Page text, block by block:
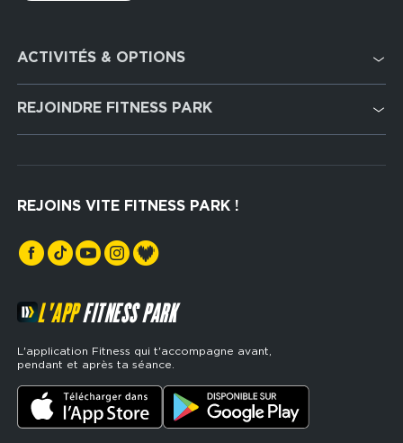
services
ACTIVITÉS & OPTIONS
Cardio Training
Musculation
Hyrox Zone
Cross Training
REJOINDRE FITNESS PARK
REJOINS VITE FITNESS PARK !
L'APPFITNESS PARK
L'application Fitness qui t'accompagne avant,
pendant et après ta séance.